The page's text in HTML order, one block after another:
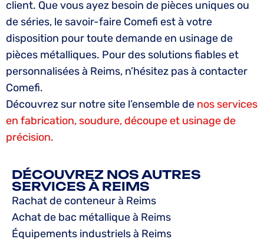
client. Que vous ayez besoin de pièces uniques ou
de séries, le savoir-faire Comefi est à votre
disposition pour toute demande en usinage de
pièces métalliques. Pour des solutions fiables et
personnalisées à Reims, n’hésitez pas à contacter
Comefi.
Découvrez sur notre site l’ensemble de nos services
en fabrication, soudure, découpe et usinage de
précision.
DÉCOUVREZ NOS AUTRES
SERVICES À REIMS
Rachat de conteneur à Reims
Achat de bac métallique à Reims
Équipements industriels à Reims